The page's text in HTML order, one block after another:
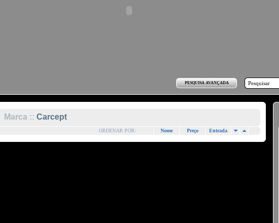
PESQUISA AVANÇADA
Marca :: Carcept
ORDENAR POR: Nome Preço Entrada